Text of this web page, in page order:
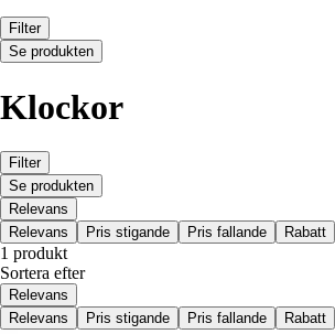
Filter
Se produkten
Klockor
Filter
Se produkten
Relevans
Relevans
Pris stigande Pris fallande Rabatt
1 produkt
Sortera efter
Relevans
Relevans
Pris stigande Pris fallande Rabatt